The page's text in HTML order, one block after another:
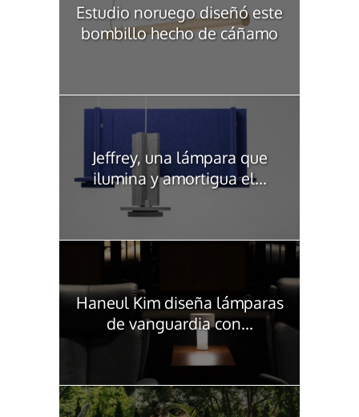
Estudio noruego diseñó este
bombillo hecho de cáñamo
Jeffrey, una lámpara que
ilumina y amortigua el...
Haneul Kim diseña lámparas
de vanguardia con...